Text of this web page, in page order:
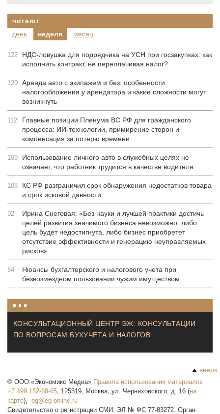
читают
день
неделя месяц
122
НДС-ловушка для подрядчика на УСН при госзакупках: как
исполнить контракт, не переплачивая налог?
120 Аренда авто с экипажем и без: особенности
налогообложения у арендатора и какие сложности могут
возникнуть
112
Главные позиции Пленума ВС РФ для гражданского
процесса: ИИ-технологии, примирение сторон и
компенсация за потерю времени
109
Использование личного авто в служебных целях не
означает, что работник трудится в качестве водителя
108
КС РФ разграничил срок обнаружения недостатков товара
и срок исковой давности
92
Ирина Снеговая: «Без науки и лучшей практики достичь
целей развития значимого бизнеса невозможно: либо
цель будет недостигнута, либо бизнес приобретет
отсутствие эффективности и генерацию неуправляемых
рисков»
84
Нюансы бухгалтерского и налогового учета при
безвозмездном пользовании чужим имуществом
КОНСУЛЬТАЦИОННЫЙ ЦЕНТР ЭЖ: КОНСУЛЬТАЦИИ
ПО ВОПРОСАМ БУХУЧЕТА И НАЛОГОВ
вверх
© ООО «Экономикс Медиа» Правила использования материалов
+7 499 152-68-65, 125319, Москва, ул. Черняховского, д. 16 (на
карте),
Свидетельство о регистрации СМИ: ЭЛ № ФС 77-83272. Орган